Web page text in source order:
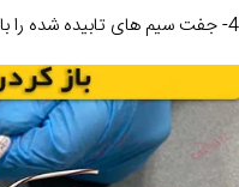
4- جفت سیم های تابیده شده را باز کنید